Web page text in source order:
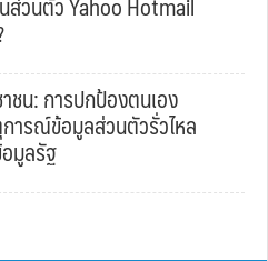
ชน: การปกป้องตนเอง
ารณ์ข้อมูลส่วนตัวรั่วไหล
มูลรัฐ